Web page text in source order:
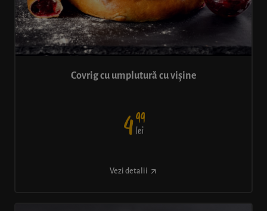
Covrig cu umplutură cu vișine
499
lei
Vezi detalii